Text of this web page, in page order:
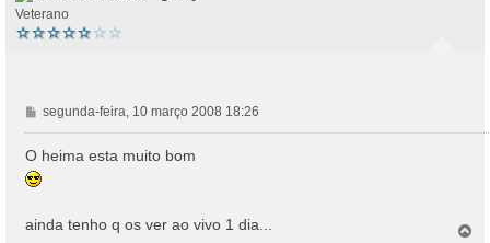
Veterano
M
e
n
s
a
e
segunda-feira, 10 março 2008 18:26
O heima esta muito bom
ainda tenho q os ver ao vivo 1 dia...